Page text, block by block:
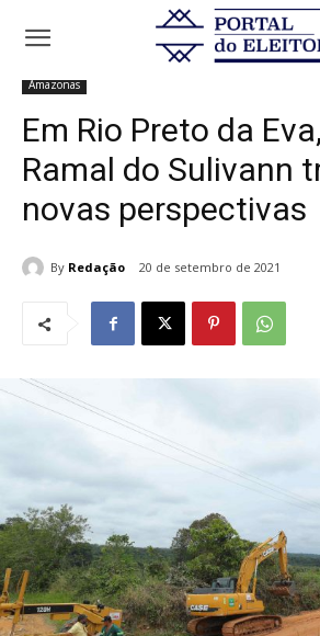
Início
Em Rio Preto da Eva, obras
trazem novas...
Amazonas
Em Rio Preto da
Ramal do Sulivann
novas perspectivas
By Redação 20 de setembro de 2021